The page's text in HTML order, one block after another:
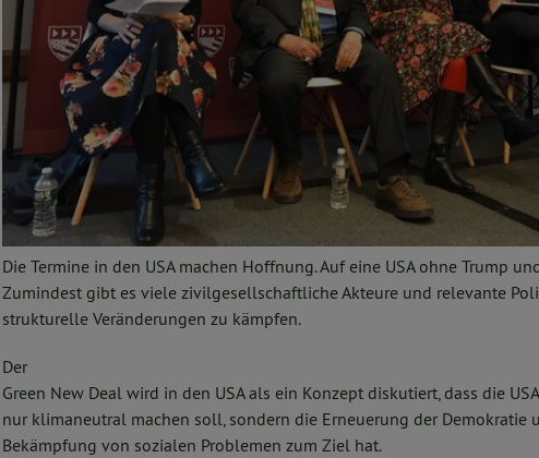
Die Termine in den USA machen Hoffnung. Auf eine USA ohne Trump
Zumindest gibt es viele zivilgesellschaftliche Akteure und relevante
strukturelle Veränderungen zu kämpfen.
Der
Green New Deal wird in den USA als ein Konzept diskutiert, dass die
nur klimaneutral machen soll, sondern die Erneuerung der Demokratie
Bekämpfung von sozialen Problemen zum Ziel hat.